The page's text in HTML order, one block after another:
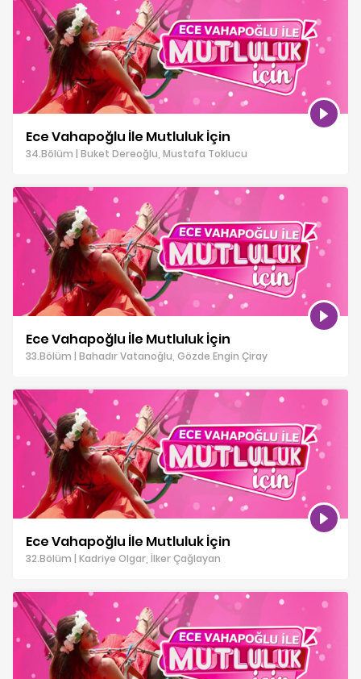
Ece Vahapoğlu İle Mutluluk İçin
34.Bölüm | Buket Dereoğlu, Mustafa Toklucu
Ece Vahapoğlu İle Mutluluk İçin
33.Bölüm | Bahadır Vatanoğlu, Gözde Engin Çiray
Ece Vahapoğlu İle Mutluluk İçin
32.Bölüm | Kadriye Olgar, İlker Çağlayan